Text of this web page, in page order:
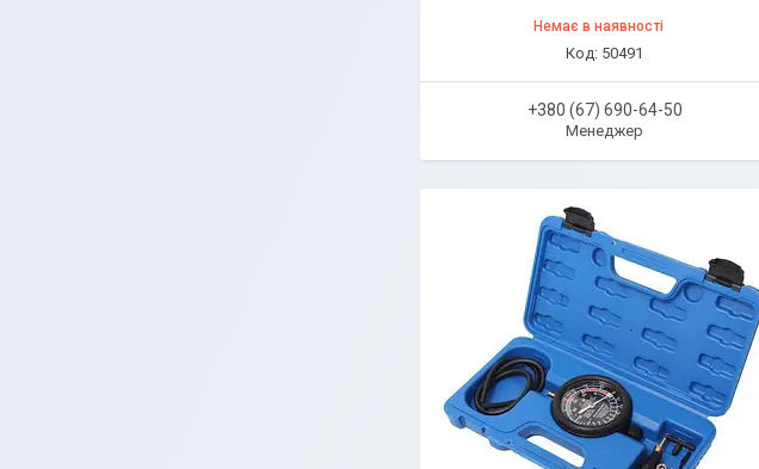
Немає в наявності
50491
+380 (67) 690-64-50
Менеджер